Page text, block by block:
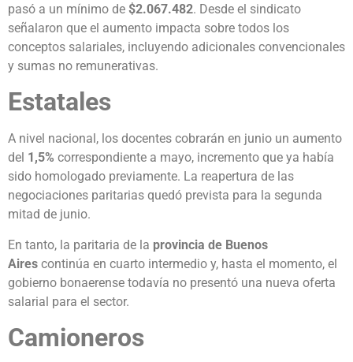
pasó a un mínimo de $2.067.482. Desde el sindicato
señalaron que el aumento impacta sobre todos los
conceptos salariales, incluyendo adicionales convencionales
y sumas no remunerativas.
Estatales
A nivel nacional, los docentes cobrarán en junio un aumento
del 1,5% correspondiente a mayo, incremento que ya había
sido homologado previamente. La reapertura de las
negociaciones paritarias quedó prevista para la segunda
mitad de junio.
En tanto, la paritaria de la provincia de Buenos
Aires continúa en cuarto intermedio y, hasta el momento, el
gobierno bonaerense todavía no presentó una nueva oferta
salarial para el sector.
Camioneros